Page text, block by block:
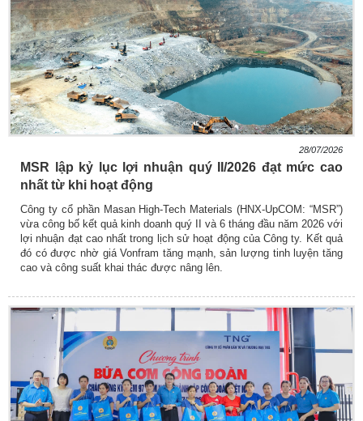
28/07/2026
MSR lập kỷ lục lợi nhuận quý II/2026 đạt mức cao
nhất từ khi hoạt động
Công ty cổ phần Masan High-Tech Materials (HNX-UpCOM: “MSR”)
vừa công bố kết quả kinh doanh quý II và 6 tháng đầu năm 2026 với
lợi nhuận đạt cao nhất trong lịch sử hoạt động của Công ty. Kết quả
đó có được nhờ giá Vonfram tăng mạnh, sản lượng tinh luyện tăng
cao và công suất khai thác được nâng lên.